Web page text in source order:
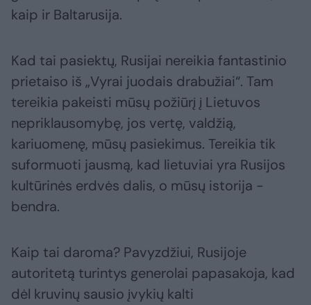
kaip ir Baltarusija.
Kad tai pasiektų, Rusijai nereikia fantastinio
prietaiso iš „Vyrai juodais drabužiai“. Tam
tereikia pakeisti mūsų požiūrį į Lietuvos
nepriklausomybę, jos vertę, valdžią,
kariuomenę, mūsų pasiekimus. Tereikia tik
suformuoti jausmą, kad lietuviai yra Rusijos
kultūrinės erdvės dalis, o mūsų istorija -
bendra.
Kaip tai daroma? Pavyzdžiui, Rusijoje
autoritetą turintys generolai papasakoja, kad
dėl kruvinų sausio įvykių kalti